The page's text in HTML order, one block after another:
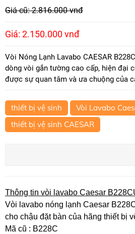
Giá cũ: 2.816.000 vnđ
Giá: 2.150.000 vnđ
Vòi Nóng Lạnh Lavabo CAESAR
dòng vòi gắn tường cao cấp, hiện đại
được sự quan tâm và ưa chuộng của
thiết bị vệ sinh Vòi Lavabo
thiết bị vệ sinh CAESAR
Thông tin vòi lavabo Caesar
Vòi lavabo nóng lạnh Caesar
cho chậu đặt bàn của hãng thiết bị
Mã cũ : B228C